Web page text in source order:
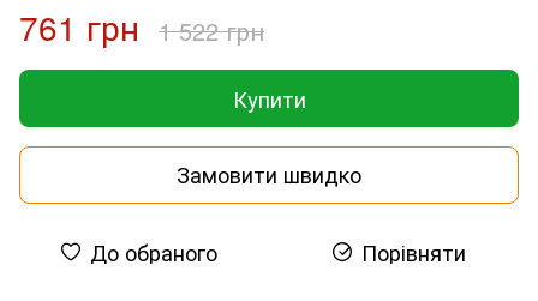
761 грн 1 522 грн
Купити
Замовити швидко
До обраного Порівняти